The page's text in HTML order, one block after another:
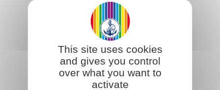
This site uses cookies
and gives you control
over what you want to
activate